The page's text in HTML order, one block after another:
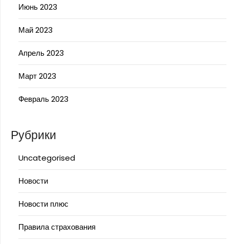
Июнь 2023
Май 2023
Апрель 2023
Март 2023
Февраль 2023
Рубрики
Uncategorised
Новости
Новости плюс
Правила страхования